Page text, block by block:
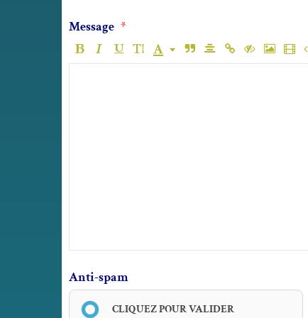
Message
Anti-spam
CLIQUEZ POUR VALIDER